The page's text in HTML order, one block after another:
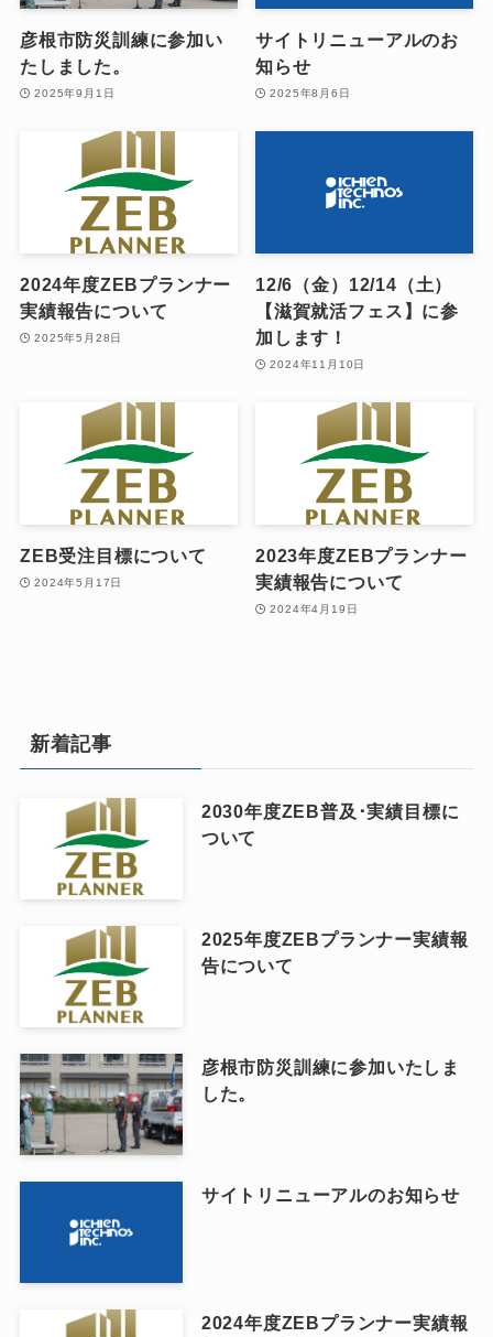
彦根市防災訓練に参加い
たしました。
2025年9月1日
サイトリニューアルのお
知らせ
2025年8月6日
2024年度ZEBプランナー
実績報告について
2025年5月28日
12/6（金）12/14（土）
【滋賀就活フェス】に参
加します！
2024年11月10日
ZEB受注目標について
2024年5月17日
2023年度ZEBプランナー
実績報告について
2024年4月19日
新着記事
2030年度ZEB普及･実績目標に
ついて
2025年度ZEBプランナー実績報
告について
彦根市防災訓練に参加いたしま
した。
サイトリニューアルのお知らせ
2024年度ZEBプランナー実績報